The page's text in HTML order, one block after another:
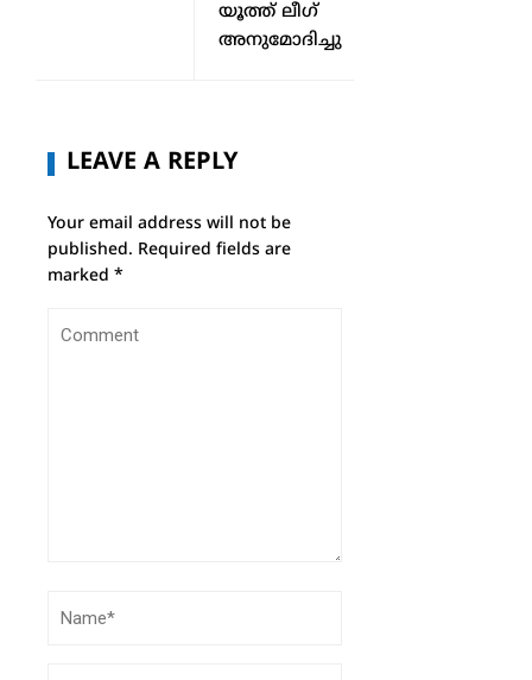
യൂത്ത് ലീഗ്
അനുമോദിച്ചു
LEAVE A REPLY
Your email address will not be
published. Required fields are
marked *